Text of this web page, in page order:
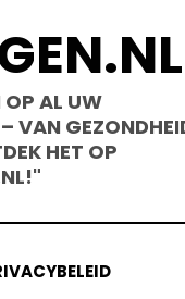
AL UW
VAN
HET OP